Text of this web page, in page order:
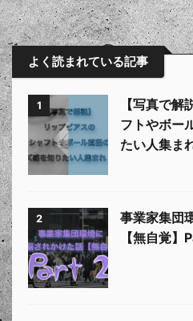
よく読まれている記事
1
【写真で
フトやボー
たい人集ま
2
事業家集団
【無自覚】